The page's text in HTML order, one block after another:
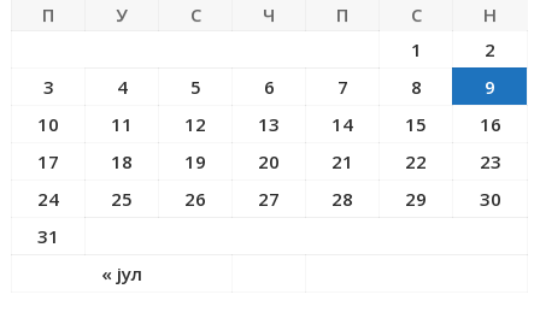
П У С Ч П С Н
« јул
1
2
3
4 5 6 7 8
9
10
11 12 13 14 15
16
17
18 19 20 21 22
23
24
25 26 27 28 29
30
31